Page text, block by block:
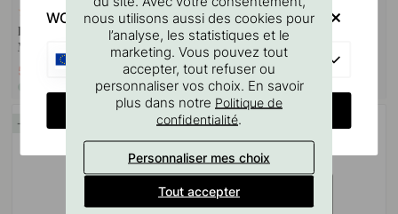
Flacon Pompe - 500 ml -
Marron
5.87 €
Lingette Nettoyante Pour
Surfaces 3M
3.06 €3.60 €
En stock
15
nous utilisons aussi des cookies pour
l’analyse, les statistiques et le
marketing. Vous pouvez tout
accepter, tout refuser ou
personnaliser vos choix. En savoir
plus dans notre Politique de
confidentialité.
Personnaliser mes choix
Tout accepter
WOULD YOU RATHER VISIT?
CHANGE COUNTRY